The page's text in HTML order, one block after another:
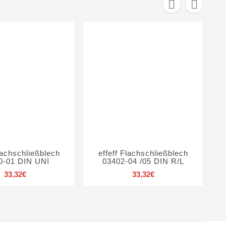
 
  
01 DIN UNI
33,32€Preis
   
effeff Flachschließblech
03402-04 /05 DIN R/L
33,32€Preis